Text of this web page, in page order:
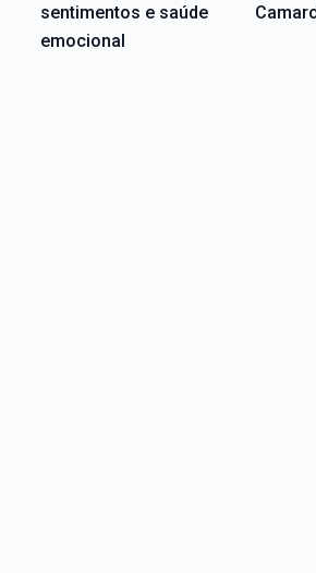
sentimentos e saúde
emocional